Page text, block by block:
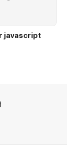
javascript